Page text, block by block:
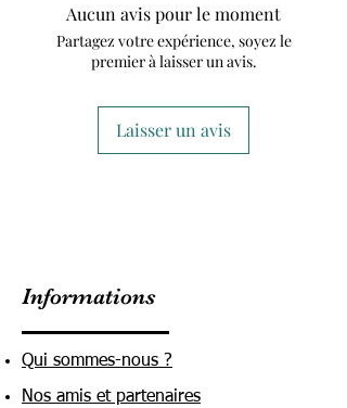
Aucun avis pour le moment
Partagez votre expérience, soyez le
premier à laisser un avis.
Laisser un avis
Informations
Qui sommes-nous ?
Nos amis et partenaires